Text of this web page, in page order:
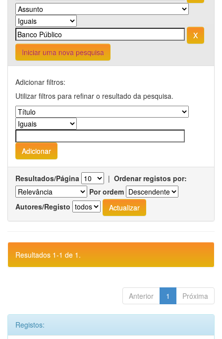
Iniciar uma nova pesquisa
Adicionar filtros:
Utilizar filtros para refinar o resultado da pesquisa.
Resultados/Página | Ordenar registos por:
Por ordem
Autores/Registo
Resultados 1-1 de 1.
Anterior 1 Próxima
Registos: